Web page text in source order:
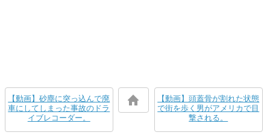
【動画】砂塵に突っ込んで廃
車にしてしまった事故のドラ
イブレコーダー。
【動画】頭蓋骨が割れた状態
で街を歩く男がアメリカで目
撃される。